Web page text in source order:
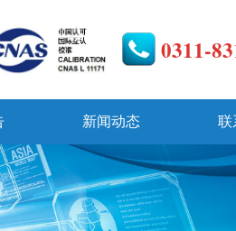
0311-
新闻动态 联